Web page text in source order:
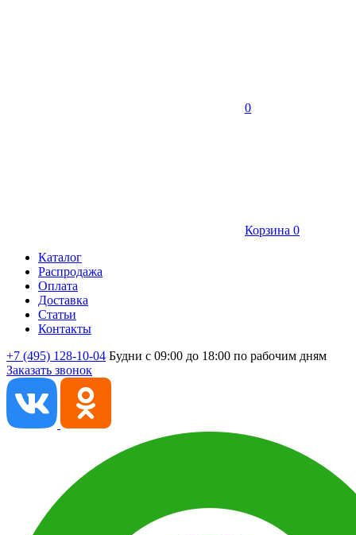
0
Корзина 0
Каталог
Распродажа
Оплата
Доставка
Статьи
Контакты
+7 (495) 128-10-04 Будни с 09:00 до 18:00 по рабочим дням
Заказать звонок